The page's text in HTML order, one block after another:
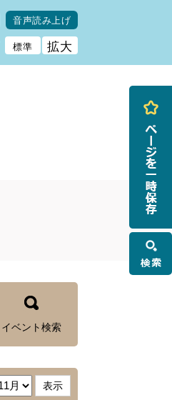
音声読み上げ
標準 拡大
イベント検索